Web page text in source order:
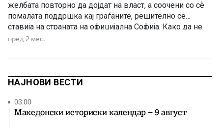
желбата повторно да дојдат на власт, а соочени со сѐ
помалата поддршка кај граѓаните, решително се
ставија на страната на официјална Софија. Како да не
разбираат дека токму ваквиот пристап и
една од главните причини за нивниот политички пад и
пред 2 мес.
НАЈНОВИ ВЕСТИ
03:00
Македонски историски календар – 9 август